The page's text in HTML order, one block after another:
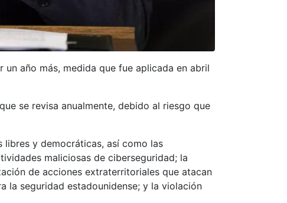
año más, medida que fue aplicada en abril
se revisa anualmente, debido al riesgo que
y democráticas, así como las
maliciosas de ciberseguridad; la
de acciones extraterritoriales que atacan
la seguridad estadounidense; y la violación